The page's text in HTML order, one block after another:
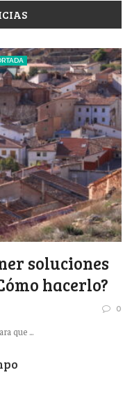
soluciones
hacerlo?
0
que ...